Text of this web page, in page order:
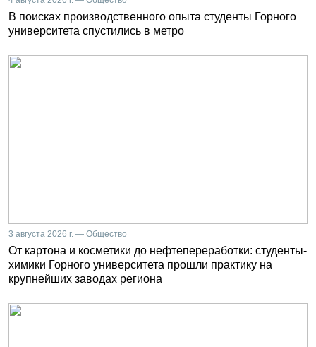
В поисках производственного опыта студенты Горного
университета спустились в метро
3 августа 2026 г. — Общество
От картона и косметики до нефтепереработки: студенты-
химики Горного университета прошли практику на
крупнейших заводах региона